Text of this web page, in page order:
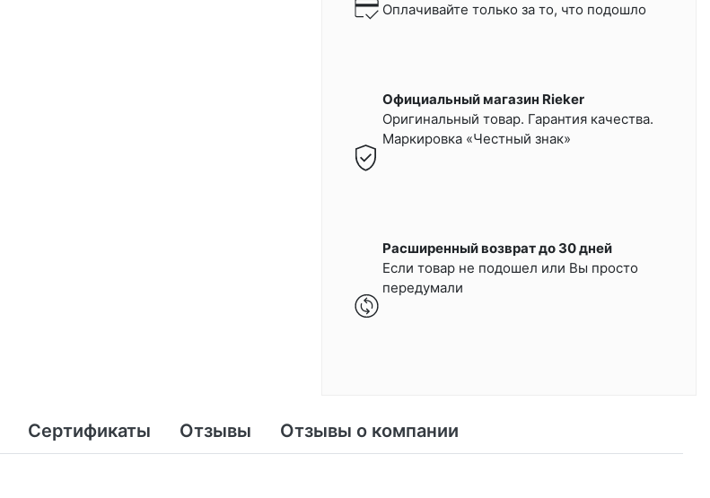
Оплачивайте только за то, что подошло
Официальный магазин Rieker
Оригинальный товар. Гарантия качества.
Маркировка «Честный знак»
Расширенный возврат до 30 дней
Если товар не подошел или Вы просто
передумали
Сертификаты Отзывы Отзывы о компании